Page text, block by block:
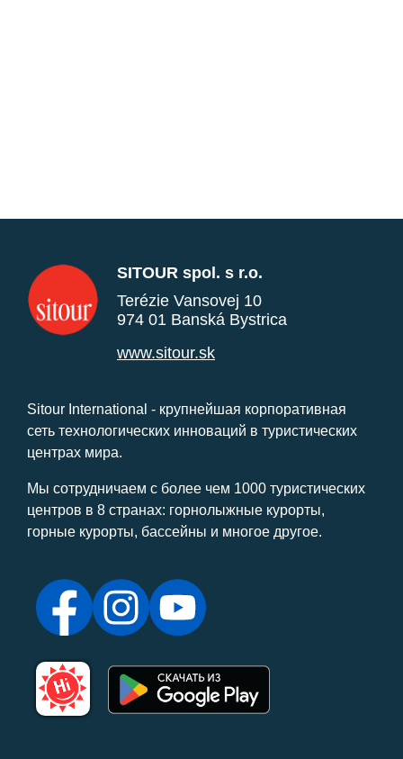
SITOUR spol. s r.o.
Terézie Vansovej 10
974 01 Banská Bystrica
www.sitour.sk
Sitour International - крупнейшая корпоративная
сеть технологических инноваций в туристических
центрах мира.
Мы сотрудничаем с более чем 1000 туристических
центров в 8 странах: горнолыжные курорты,
горные курорты, бассейны и многое другое.